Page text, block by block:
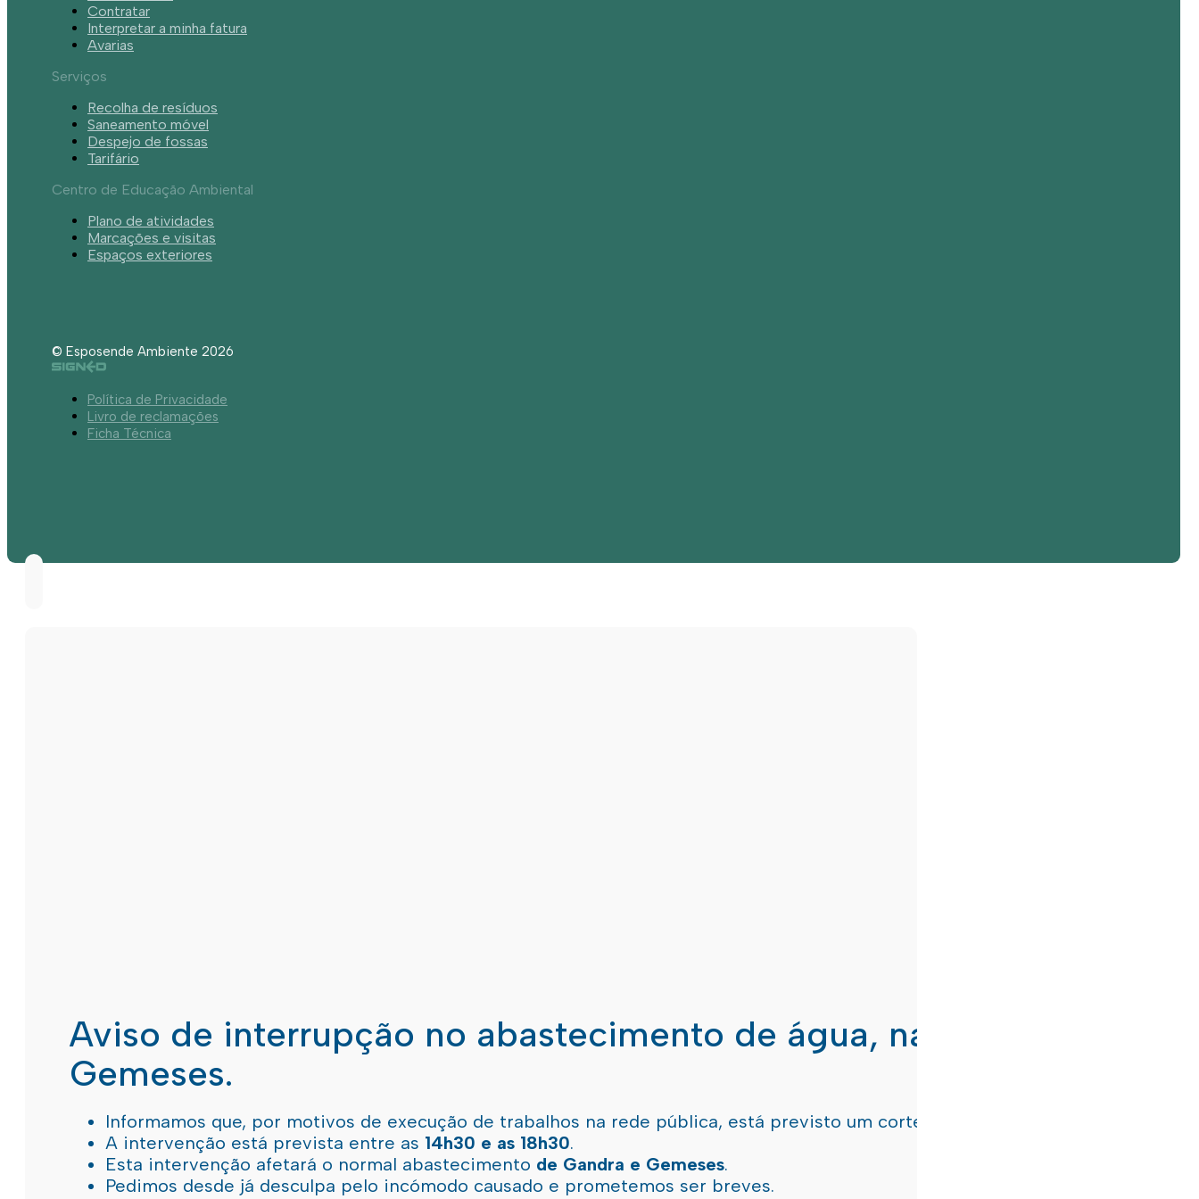
Contratar
Interpretar a minha fatura
Avarias
Serviços
Recolha de resíduos
Saneamento móvel
Despejo de fossas
Tarifário
Centro de Educação Ambiental
Plano de atividades
Marcações e visitas
Espaços exteriores
© Esposende Ambiente 2026
Política de Privacidade
Livro de reclamações
Ficha Técnica
Aviso de interrupção no abastecimento de água, nas freguesias de
Gemeses.
Informamos que, por motivos de execução de trabalhos na rede pública, está previsto um corte de água
A intervenção está prevista entre as 14h30 e as 18h30.
Esta intervenção afetará o normal abastecimento de Gandra e Gemeses.
Pedimos desde já desculpa pelo incómodo causado e prometemos ser breves.